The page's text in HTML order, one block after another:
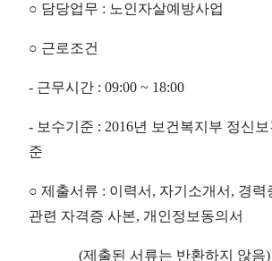
○ 담당업무 : 노인자살예방사업
○ 근로조건
- 근무시간 : 09:00 ~ 18:00
- 보수기준 : 2016년 보건복지부 정신보
준
○ 제출서류 : 이력서, 자기소개서, 경력
관련 자격증 사본, 개인정보동의서
(제출된 서류는 반환하지 않음)